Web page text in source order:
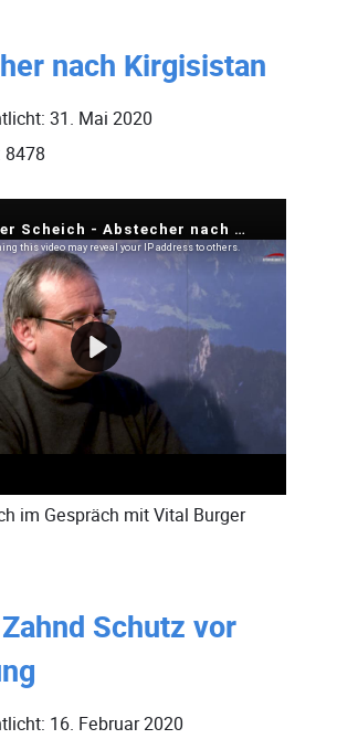
nach Kirgisistan
31. Mai 2020
im Gespräch mitVital Burger
Schutz vor
16. Februar 2020